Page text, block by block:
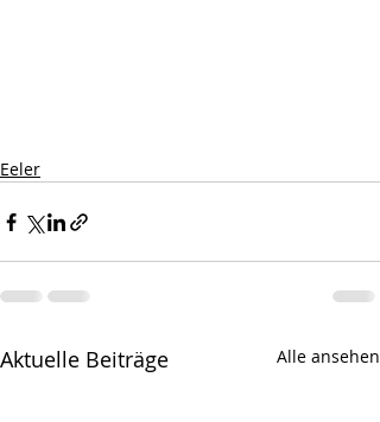
Eeler
Aktuelle Beiträge Alle ansehen